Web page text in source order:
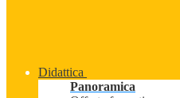
Didattica
Panoramica